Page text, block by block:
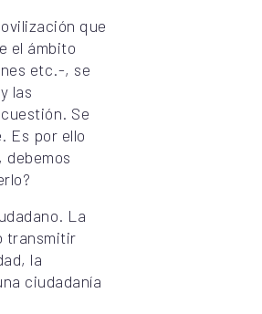
que
el ámbito
etc.-, se
las
Se
Es por ello
La
transmitir
la
ciudadanía